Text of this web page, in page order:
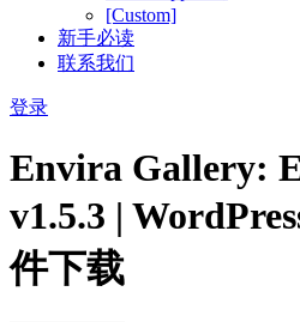
[Custom]
新手必读
联系我们
登录
Envira Gallery:
v1.5.3 |
件下载